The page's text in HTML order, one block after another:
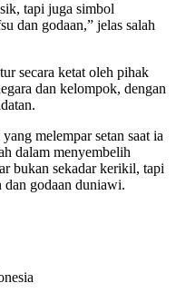
tapi juga simbol
dan godaan,” jelas salah
secara ketat oleh pihak
dan kelompok, dengan
melempar setan saat ia
dalam menyembelih
bukan sekadar kerikil, tapi
dan godaan duniawi.